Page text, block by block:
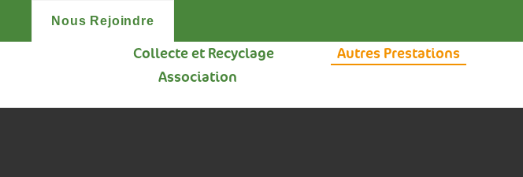
Nous Rejoindre
Collecte et Recyclage Autres Prestations
Association